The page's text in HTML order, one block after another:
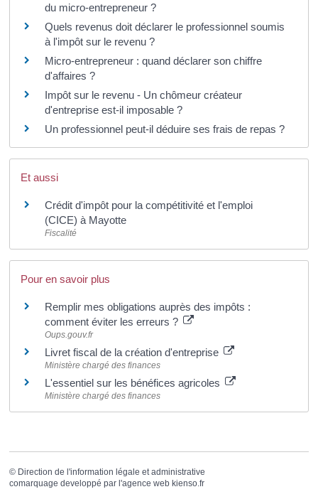
du micro-entrepreneur ?
Quels revenus doit déclarer le professionnel soumis
à l'impôt sur le revenu ?
Micro-entrepreneur : quand déclarer son chiffre
d'affaires ?
Impôt sur le revenu - Un chômeur créateur
d'entreprise est-il imposable ?
Un professionnel peut-il déduire ses frais de repas ?
Et aussi
Crédit d'impôt pour la compétitivité et l'emploi
(CICE) à Mayotte
Fiscalité
Pour en savoir plus
Remplir mes obligations auprès des impôts :
comment éviter les erreurs ?
Oups.gouv.fr
Livret fiscal de la création d'entreprise
Ministère chargé des finances
L'essentiel sur les bénéfices agricoles
Ministère chargé des finances
© Direction de l'information légale et administrative
comarquage developpé par l'agence web kienso.fr